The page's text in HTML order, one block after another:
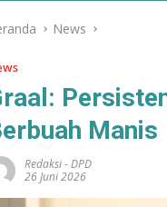
News
Manis
Redaksi-DPD
26 Juni 2026